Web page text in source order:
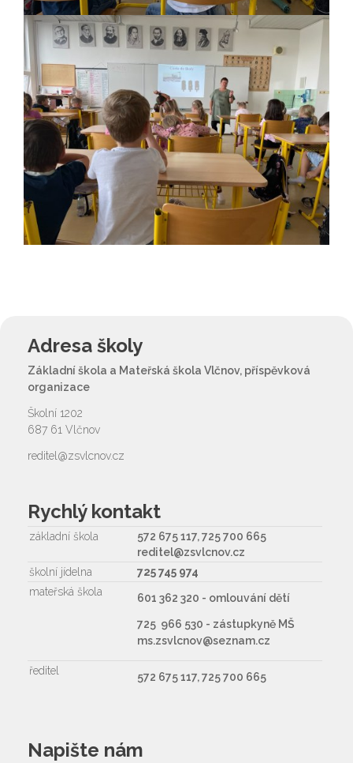
Adresa školy
Základní škola a Mateřská škola Vlčnov, příspěvková
organizace
Školní 1202
687 61 Vlčnov
reditel@zsvlcnov.cz
Rychlý kontakt
základní škola
572 675 117, 725 700 665
reditel@zsvlcnov.cz
školní jídelna
725 745 974
mateřská škola
601 362 320 - omlouvání dětí
725 966 530 - zástupkyně MŠ
ms.zsvlcnov@seznam.cz
ředitel 572 675 117, 725 700 665
Napište nám